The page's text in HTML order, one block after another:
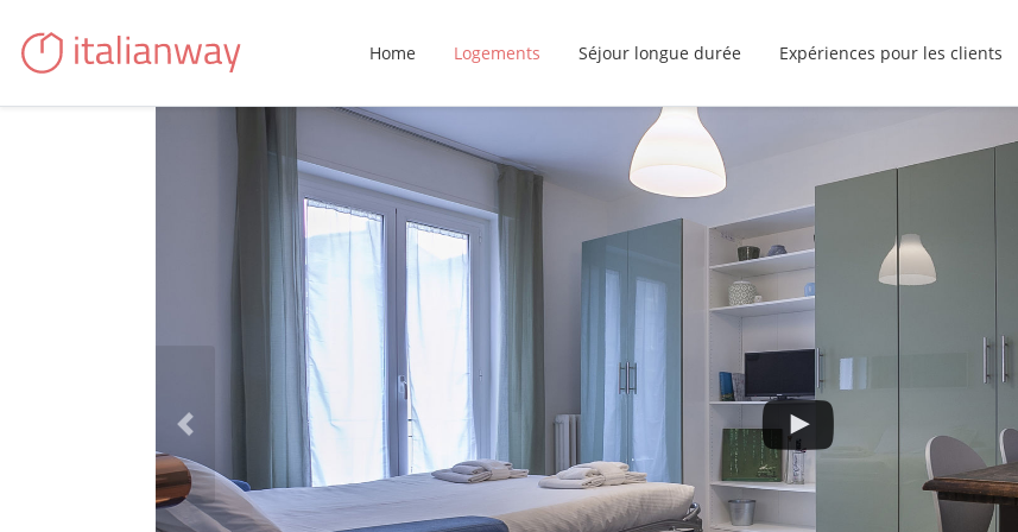
Home Logements Séjour longue durée Expériences pour les clients